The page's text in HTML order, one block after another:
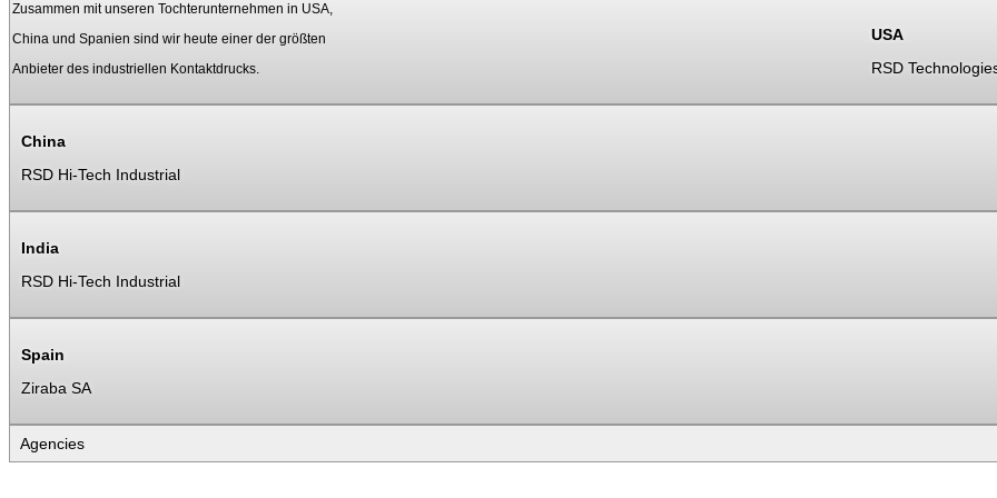
Zusammen mit unseren Tochterunternehmen in USA,
China und Spanien sind wir heute einer der größten
Anbieter des industriellen Kontaktdrucks.
USA
RSD
China
RSD Hi-Tech Industrial
India
RSD Hi-Tech Industrial
Spain
Ziraba SA